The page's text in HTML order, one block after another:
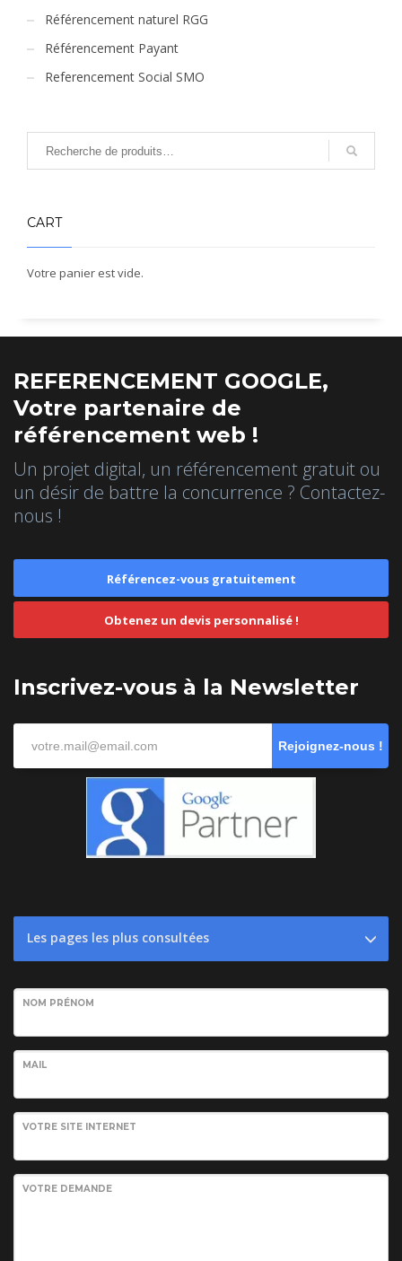
Référencement naturel RGG
Référencement Payant
Referencement Social SMO
CART
Votre panier est vide.
REFERENCEMENT GOOGLE,
Votre partenaire de
référencement web !
Un projet digital, un référencement gratuit ou
un désir de battre la concurrence ? Contactez-
nous !
Référencez-vous gratuitement
Obtenez un devis personnalisé !
Inscrivez-vous à la Newsletter
Rejoignez-nous !
Les pages les plus consultées
NOM PRÉNOM
MAIL
VOTRE SITE INTERNET
VOTRE DEMANDE